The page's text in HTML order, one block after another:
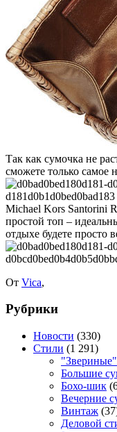
Так как сумочка не
сможете только самое
Michael Kors Santorini
простой топ –
отдыхе будете просто
От Vica,
Рубрики
Новости (330)
Стили (1 291)
Большие
Бохо-шик
Вечерние
Винтаж
Деловой